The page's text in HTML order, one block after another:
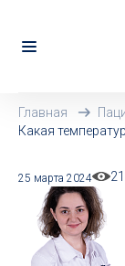
Главная
Какая
25 марта 2024